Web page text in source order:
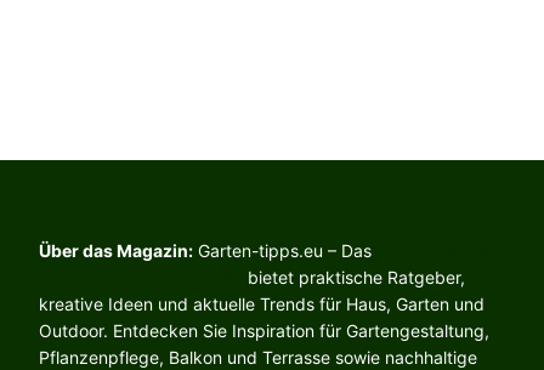
Über das Magazin: Garten-tipps.eu – Das
bietet praktische Ratgeber,
kreative Ideen und aktuelle Trends für Haus, Garten und
Outdoor. Entdecken Sie Inspiration für Gartengestaltung,
Pflanzenpflege, Balkon und Terrasse sowie nachhaltige